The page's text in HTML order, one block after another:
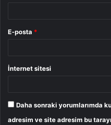
E-posta *
İnternet sitesi
Daha sonraki yorumlarımda
adresim ve site adresim bu